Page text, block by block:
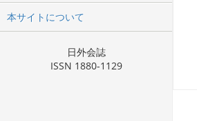
本サイトについて
日外会誌
ISSN 1880-1129